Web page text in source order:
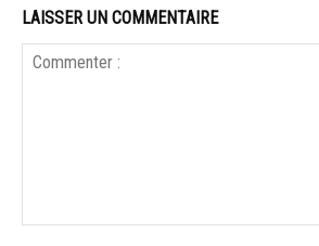
LAISSER UN COMMENTAIRE